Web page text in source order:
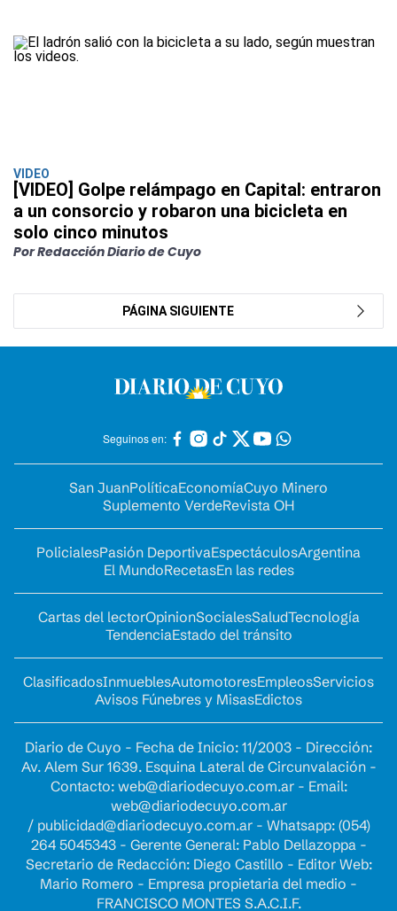
VIDEO
[VIDEO] Golpe relámpago en Capital: entraron
a un consorcio y robaron una bicicleta en
solo cinco minutos
Por Redacción Diario de Cuyo
PÁGINA SIGUIENTE
Seguinos en:
San JuanPolíticaEconomíaCuyo Minero
Suplemento VerdeRevista OH
PolicialesPasión DeportivaEspectáculosArgentina
El MundoRecetasEn las redes
Cartas del lectorOpinionSocialesSaludTecnología
TendenciaEstado del tránsito
ClasificadosInmueblesAutomotoresEmpleosServicios
Avisos Fúnebres y MisasEdictos
Diario de Cuyo - Fecha de Inicio: 11/2003 - Dirección:
Av. Alem Sur 1639. Esquina Lateral de Circunvalación -
Contacto: web@diariodecuyo.com.ar- Email:
web@diariodecuyo.com.ar
/ publicidad@diariodecuyo.com.ar- Whatsapp: (054)
264 5045343 - Gerente General: Pablo Dellazoppa -
Secretario de Redacción: Diego Castillo - Editor Web:
Mario Romero - Empresa propietaria del medio -
FRANCISCO MONTES S.A.C.I.F.